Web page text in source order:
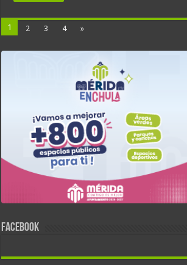
1 2 3 4 »
FACEBOOK